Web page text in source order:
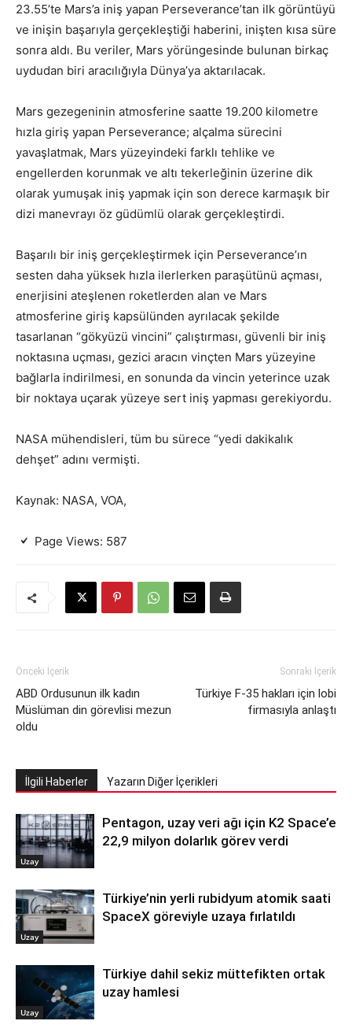
23.55’te Mars’a iniş yapan Perseverance’tan ilk görüntüyü
ve inişin başarıyla gerçekleştiği haberini, inişten kısa süre
sonra aldı. Bu veriler, Mars yörüngesinde bulunan birkaç
uydudan biri aracılığıyla Dünya’ya aktarılacak.
Mars gezegeninin atmosferine saatte 19.200 kilometre
hızla giriş yapan Perseverance; alçalma sürecini
yavaşlatmak, Mars yüzeyindeki farklı tehlike ve
engellerden korunmak ve altı tekerleğinin üzerine dik
olarak yumuşak iniş yapmak için son derece karmaşık bir
dizi manevrayı öz güdümlü olarak gerçekleştirdi.
Başarılı bir iniş gerçekleştirmek için Perseverance’ın
sesten daha yüksek hızla ilerlerken paraşütünü açması,
enerjisini ateşlenen roketlerden alan ve Mars
atmosferine giriş kapsülünden ayrılacak şekilde
tasarlanan “gökyüzü vincini” çalıştırması, güvenli bir iniş
noktasına uçması, gezici aracın vinçten Mars yüzeyine
bağlarla indirilmesi, en sonunda da vincin yeterince uzak
bir noktaya uçarak yüzeye sert iniş yapması gerekiyordu.
NASA mühendisleri, tüm bu sürece “yedi dakikalık
dehşet” adını vermişti.
Kaynak: NASA, VOA,
Page Views: 587
Önceki İçerik
ABD Ordusunun ilk kadın
Müslüman din görevlisi mezun
oldu
Sonraki İçerik
Türkiye F-35 hakları için lobi
firmasıyla anlaştı
İlgili Haberler Yazarın Diğer İçerikleri
Uzay
Pentagon, uzay veri ağı için K2 Space’e
22,9 milyon dolarlık görev verdi
Uzay
Türkiye’nin yerli rubidyum atomik saati
SpaceX göreviyle uzaya fırlatıldı
Uzay
Türkiye dahil sekiz müttefikten ortak
uzay hamlesi